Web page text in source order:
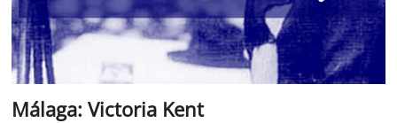
Málaga: Victoria Kent